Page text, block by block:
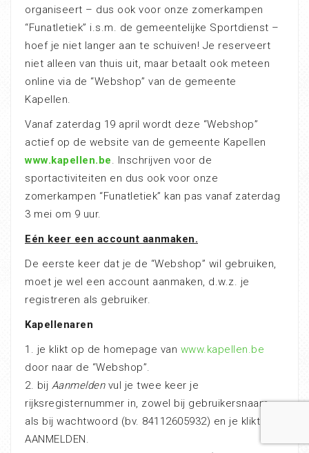
organiseert – dus ook voor onze zomerkampen
“Funatletiek” i.s.m. de gemeentelijke Sportdienst –
hoef je niet langer aan te schuiven! Je reserveert
niet alleen van thuis uit, maar betaalt ook meteen
online via de “Webshop” van de gemeente
Kapellen.
Vanaf zaterdag 19 april wordt deze “Webshop”
actief op de website van de gemeente Kapellen
www.kapellen.be. Inschrijven voor de
sportactiviteiten en dus ook voor onze
zomerkampen “Funatletiek” kan pas vanaf zaterdag
3 mei om 9 uur.
Eén keer een account aanmaken.
De eerste keer dat je de “Webshop” wil gebruiken,
moet je wel een account aanmaken, d.w.z. je
registreren als gebruiker.
Kapellenaren
1. je klikt op de homepage van www.kapellen.be
door naar de “Webshop”.
2. bij Aanmeldenvul je twee keer je
rijksregisternummer in, zowel bij gebruikersnaam
als bij wachtwoord (bv. 84112605932) en je klikt op
AANMELDEN.